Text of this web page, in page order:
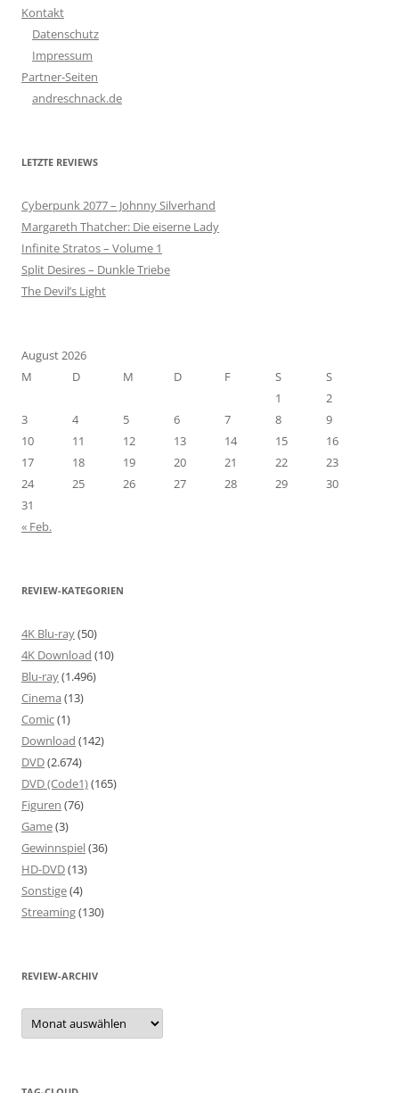
Kontakt
Datenschutz
Impressum
Partner-Seiten
andreschnack.de
LETZTE REVIEWS
Cyberpunk 2077 – Johnny Silverhand
Margareth Thatcher: Die eiserne Lady
Infinite Stratos – Volume 1
Split Desires – Dunkle Triebe
The Devil’s Light
August 2026
M
D M D F S
S
1
2
3
4 5 6 7 8
9
10
11 12 13 14 15
16
17
18 19 20 21 22
23
24
25 26 27 28 29
30
31
« Feb.
REVIEW-KATEGORIEN
4K Blu-ray(50)
4K Download (10)
Blu-ray(1.496)
Cinema (13)
Comic(1)
Download (142)
DVD(2.674)
DVD (Code1)(165)
Figuren (76)
Game(3)
Gewinnspiel(36)
HD-DVD(13)
Sonstige(4)
Streaming(130)
REVIEW-ARCHIV
Review-
Archiv